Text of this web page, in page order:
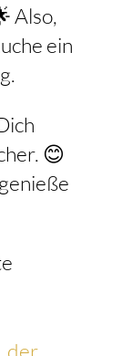
Also,
ein
😊